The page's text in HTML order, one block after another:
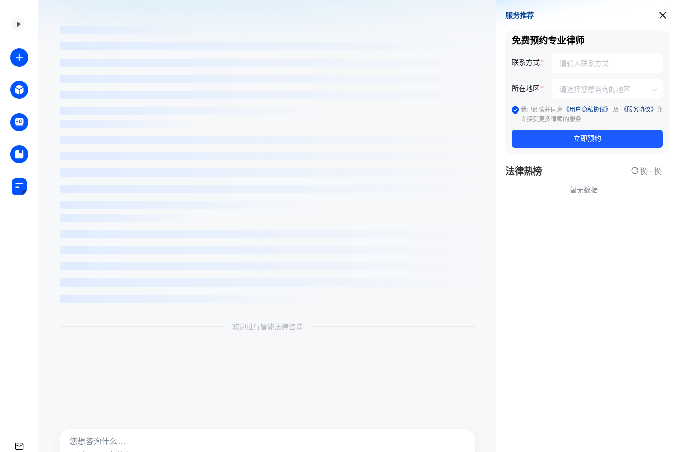
欢迎进行智能法律咨询
服务推荐
服务推荐
免费预约专业律师
联系方式
所在地区
我已阅读并同意 《用户隐私协议》 及 《服务协议》 允
许接受更多律师的服务
立即预约
法律热榜 换一换
暂无数据